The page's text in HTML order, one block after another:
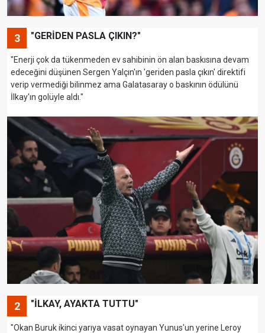
3 "GERİDEN PASLA ÇIKIN?"
"Enerji çok da tükenmeden ev sahibinin ön alan baskısına devam
edeceğini düşünen Sergen Yalçın'ın 'geriden pasla çıkın' direktifi
verip vermediği bilinmez ama Galatasaray o baskının ödülünü
İlkay'ın golüyle aldı."
2 "İLKAY, AYAKTA TUTTU"
"Okan Buruk ikinci yarıya vasat oynayan Yunus'un yerine Leroy